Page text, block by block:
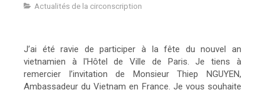
Actualités de la circonscription
J’ai été ravie de participer à la fête du nouvel an
vietnamien à l'Hôtel de Ville de Paris. Je tiens à
remercier l’invitation de Monsieur Thiep NGUYEN,
Ambassadeur du Vietnam en France. Je vous souhaite